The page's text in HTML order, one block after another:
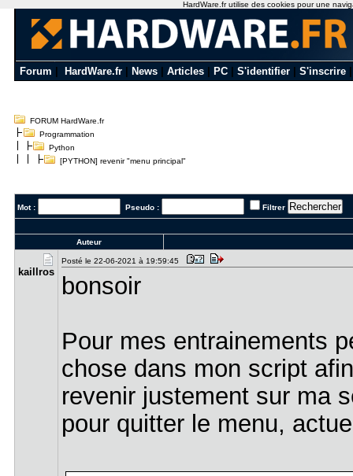
Forum HardWare.fr News Articles PC S'identifier S'inscrire
FORUM HardWare.fr
Programmation
Python
[PYTHON] revenir "menu principal"
Mot : Pseudo : Filtrer
Auteur
kaillros
Posté le 22-06-2021 à 19:59:45
bonsoir
Pour mes entrainements
chose dans mon script
revenir justement sur ma
pour quitter le menu,
HardWare.fr utilise des cookies pour une